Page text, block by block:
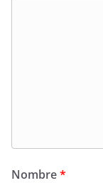
Nombre*